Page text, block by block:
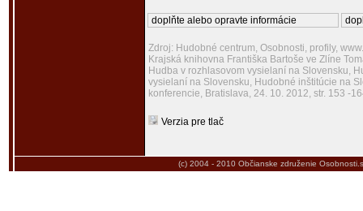
doplňte alebo opravte informácie
Zdroj: Hudobné centrum, Osobnosti, profily,
Krajská knihovna Františka Bartoše ve Zlíne
Hudba v rozhlasovom vysielaní na Slovensku,
vysielaní na Slovensku, Hudobné inštitúcie na
konferencie, Bratislava, 24. 10. 2012, str. 153 -
Verzia pre tlač
(c) 2004 - 2010 Občianske združenie